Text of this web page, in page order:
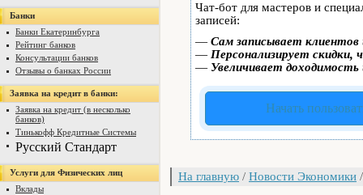
Банки
Банки Екатеринбурга
Рейтинг банков
Консультации банков
Отзывы о банках России
Заявка на кредит в банки:
Заявка на кредит (в несколько
банков)
Тинькофф Кредитные Системы
Русский Стандарт
Услуги для Физических лиц
Вклады
Чат-бот для мастеров и
записей:
— Сам записывает
— Персонализирует скидки,
— Увеличивает
Начать
На главную / Новости Экономики /